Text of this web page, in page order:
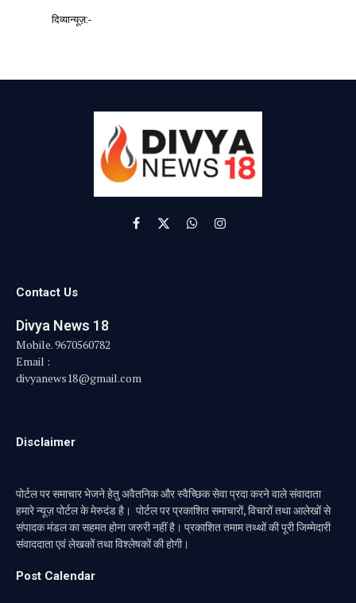
दिव्यान्यूज़:-
Facebook
X
WhatsAppInstagram
Contact Us
Divya News 18
Mobile. 9670560782
Email :
divyanews18@gmail.com
Disclaimer
पोर्टल पर समाचार भेजने हेतु अवैतनिक और स्वैच्छिक सेवा प्रदा करने वाले संवादाता
हमारे न्यूज़ पोर्टल के मेरुदंड है। पोर्टल पर प्रकाशित समाचारों, विचारों तथा आलेखों से
संपादक मंडल का सहमत होना जरुरी नहीं है। प्रकाशित तमाम तथ्थों की पूरी जिम्मेदारी
संवाददाता एवं लेखकों तथा विश्लेषकों की होगी।
Post Calendar